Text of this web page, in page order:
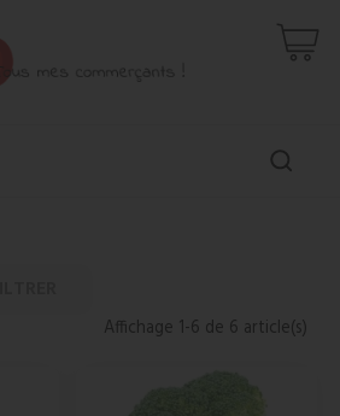
Affichage 1-6 de 6 article(s)